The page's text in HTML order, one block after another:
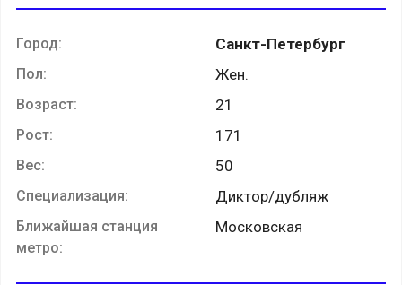
Город: Санкт-Петербург
Пол: Жен.
Возраст: 21
Рост: 171
Вес: 50
Специализация: Диктор/дубляж
Ближайшая станция
метро:
Московская